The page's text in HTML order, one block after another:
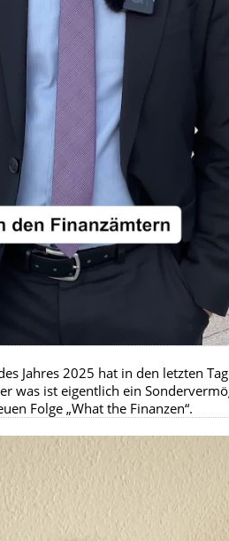
Video
Jahres 2025 hat in den letzten
was ist eigentlich ein
Folge „What the Finanzen“.